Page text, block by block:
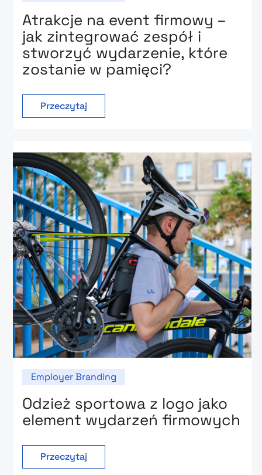
Atrakcje na event firmowy –
jak zintegrować zespół i
stworzyć wydarzenie, które
zostanie w pamięci?
Przeczytaj
Employer Branding
Odzież sportowa z logo jako
element wydarzeń firmowych
Przeczytaj